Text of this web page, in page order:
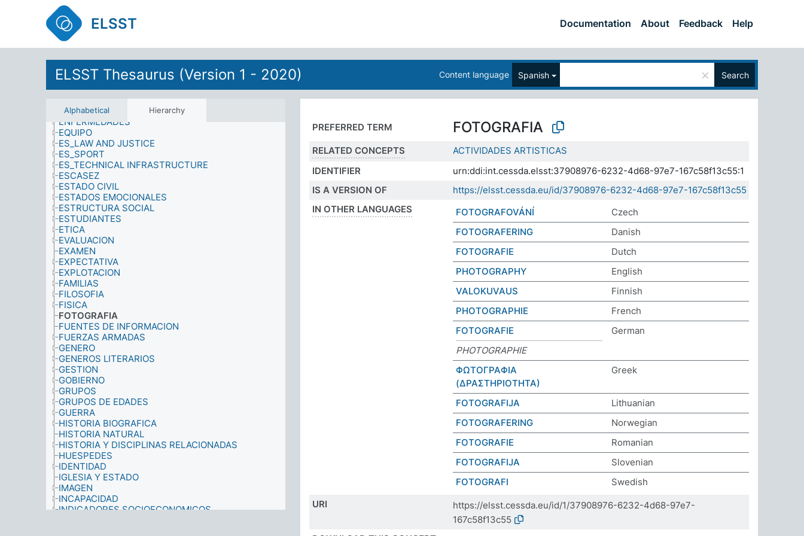
ELSST Documentation About Feedback Help
ELSST Thesaurus (Version 1 - 2020) Content language Spanish × Search
Alphabetical Hierarchy
ECONOMIA
EDAD
EDIFICIOS
EDUCACION
EFECTOS FISIOLOGICOS
EFECTOS PSICOLOGICOS
EGRESO DE LA ESCUELA
ELECTORES
ELEMENTOS ESTRUCTURALES (EDIFICIOS)
EMPLAZAMIENTOS
ENERGIA
ENFERMEDADES
EQUIPO
ES_LAW AND JUSTICE
ES_SPORT
ES_TECHNICAL INFRASTRUCTURE
ESCASEZ
ESTADO CIVIL
ESTADOS EMOCIONALES
ESTRUCTURA SOCIAL
ESTUDIANTES
ETICA
EVALUACION
EXAMEN
EXPECTATIVA
EXPLOTACION
FAMILIAS
FILOSOFIA
FISICA
FOTOGRAFIA
FUENTES DE INFORMACION
FUERZAS ARMADAS
GENERO
GENEROS LITERARIOS
GESTION
GOBIERNO
GRUPOS
GRUPOS DE EDADES
GUERRA
HISTORIA BIOGRAFICA
HISTORIA NATURAL
HISTORIA Y DISCIPLINAS RELACIONADAS
HUESPEDES
IDENTIDAD
IGLESIA Y ESTADO
IMAGEN
INCAPACIDAD
INDICADORES SOCIOECONOMICOS
PREFERRED TERM FOTOGRAFIA
RELATED CONCEPTS
ACTIVIDADES ARTISTICAS
IDENTIFIER
urn:ddi:int.cessda.elsst:37908976-6232-4d68-97e7-167c58f13c55:1
IS A VERSION OF
https://elsst.cessda.eu/id/37908976-6232-4d68-97e7-167c58f13c55
IN OTHER LANGUAGES
FOTOGRAFOVÁNÍ
Czech
FOTOGRAFERING
Danish
FOTOGRAFIE
Dutch
PHOTOGRAPHY
English
VALOKUVAUS
Finnish
PHOTOGRAPHIE
French
FOTOGRAFIE
German
PHOTOGRAPHIE
ΦΩΤΟΓΡΑΦΙΑ
(ΔΡΑΣΤΗΡΙΟΤΗΤΑ)
Greek
FOTOGRAFIJA
Lithuanian
FOTOGRAFERING
Norwegian
FOTOGRAFIE
Romanian
FOTOGRAFIJA
Slovenian
FOTOGRAFI
Swedish
URI
https://elsst.cessda.eu/id/1/37908976-6232-4d68-97e7-
167c58f13c55